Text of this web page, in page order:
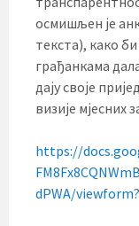
осмишљен је
текста), како
грађанкама
дају своје
визије мјесних
https://
dPWA/